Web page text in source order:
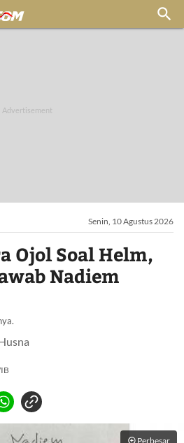

Senin, 10 Agustus 2026
Ojol Soal Helm,
Nadiem
Perbesar